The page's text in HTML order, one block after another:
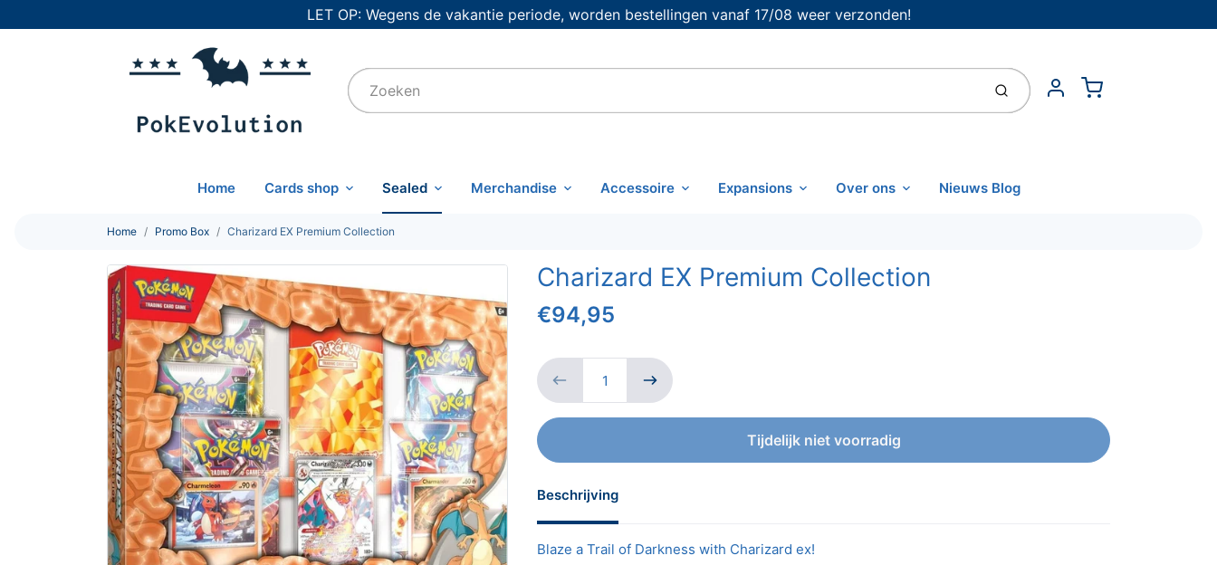
LET OP: Wegens de vakantie periode, worden bestellingen vanaf 17/08 weer verzonden!
IndienenAccount
Cart
Home Cards shop Sealed Merchandise Accessoire Expansions Over ons Nieuws Blog
Home Promo Box Charizard EX Premium Collection
Charizard EX Premium Collection
€94,95
Tijdelijk niet voorradig
Beschrijving
Blaze a Trail of Darkness with Charizard ex!